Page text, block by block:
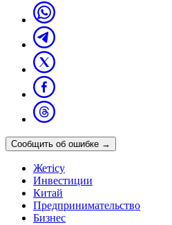
Сообщить об ошибке →
Жетісу
Инвестиции
Китай
Предпринимательство
Бизнес